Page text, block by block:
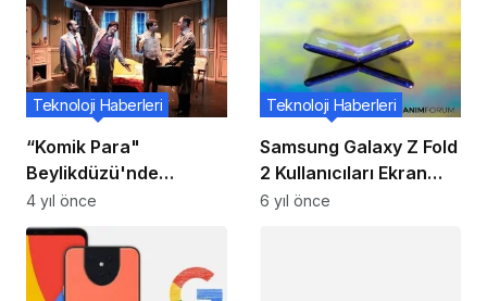
“Komik Para"
Beylikdüzü'nde
Kahkahalar Eşliğinde
Sahnelendi
Teknoloji Haberleri
4 yıl önce
Samsung Galaxy Z Fold
2 Kullanıcıları Ekran
Koruyucusunun
Teknoloji Haberleri
6 yıl önce